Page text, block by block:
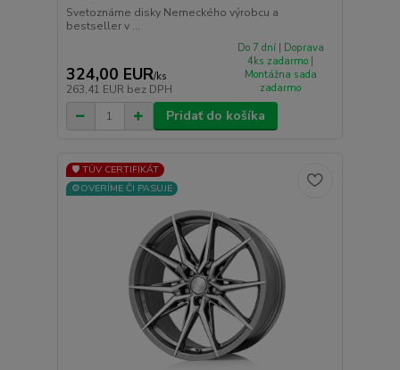
Svetoznáme disky Nemeckého výrobcu a
bestseller v ...
324,00 EUR/ks
263,41 EUR bez DPH
Do 7 dní | Doprava
4ks zadarmo |
Montážna sada
zadarmo
Pridať do košíka
🛡️ TÜV CERTIFIKÁT
⚙️OVERÍME ČI PASUJE